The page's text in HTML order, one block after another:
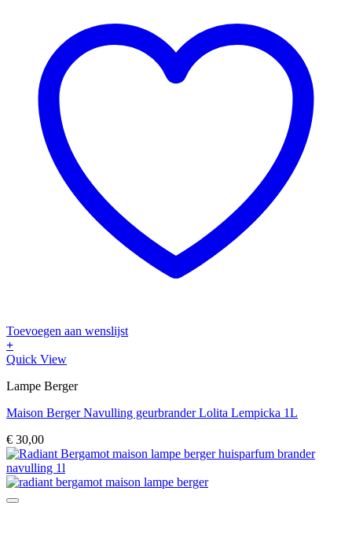
Toevoegen aan wenslijst
+
Quick View
Lampe Berger
Maison Berger Navulling geurbrander Lolita Lempicka 1L
€ 30,00